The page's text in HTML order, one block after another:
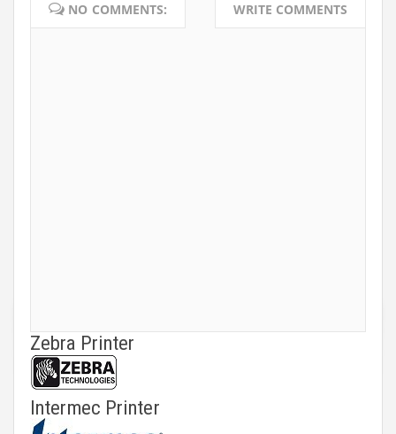
NO COMMENTS: WRITE COMMENTS
Zebra Printer
Intermec Printer